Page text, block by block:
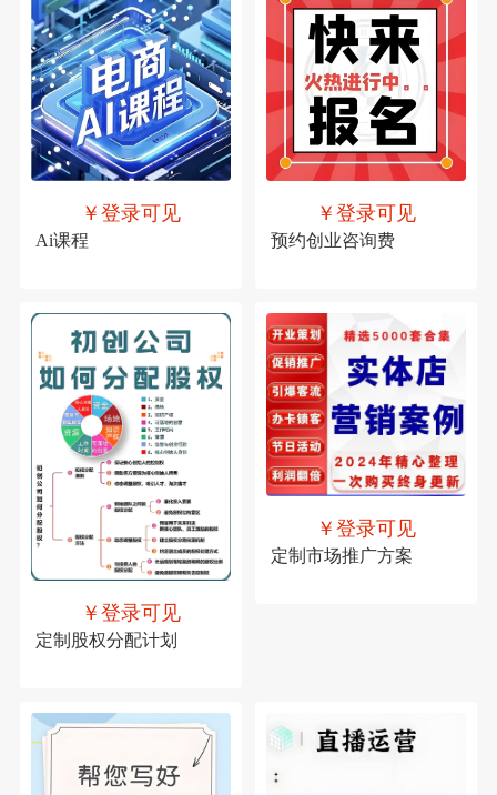
￥登录可见
Ai课程
￥登录可见
预约创业咨询费
￥登录可见
定制股权分配计划
￥登录可见
定制市场推广方案